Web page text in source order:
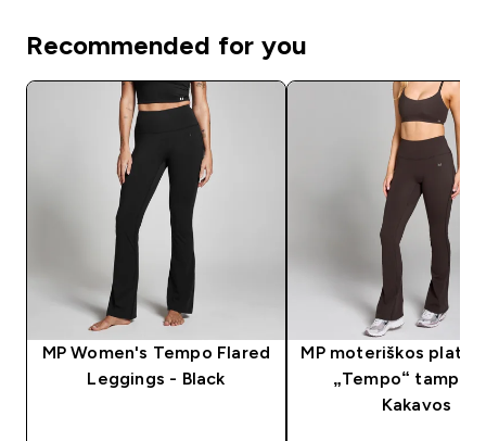
Recommended for you
MP Women's Tempo Flared
Leggings - Black
MP moteriškos
„Tempo“
Kakavos